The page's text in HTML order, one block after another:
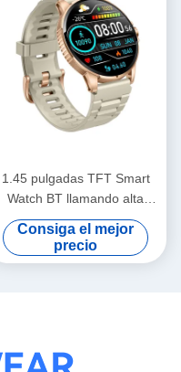
1.45 pulgadas TFT Smart
Watch BT llamando alta
resolución Smartwatch
Monitoreo de salud
Consiga el mejor
precio